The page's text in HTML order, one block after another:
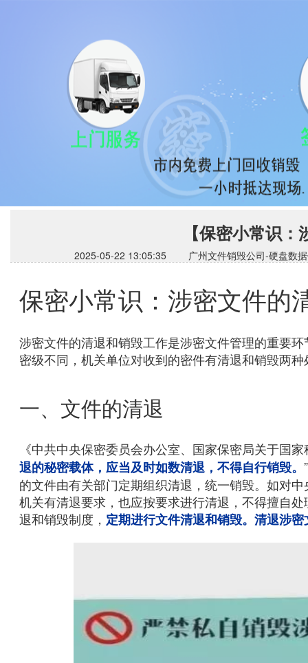
【保密小常识
2025-05-22 13:05:35 广州文件销毁公司-硬盘数
保密小常识：涉密文件的
涉密文件的清退和销毁工作是涉密文件管理的重要
密级不同，机关单位对收到的密件有清退和销毁两
一、文件的清退
《中共中央保密委员会办公室、国家保密局关于国
退的秘密载体，应当及时如数清退，不得自行销毁。
的文件由有关部门定期组织清退，统一销毁。如对
机关有清退要求，也应按要求进行清退，不得擅自
退和销毁制度， 定期进行文件清退和销毁。清退涉